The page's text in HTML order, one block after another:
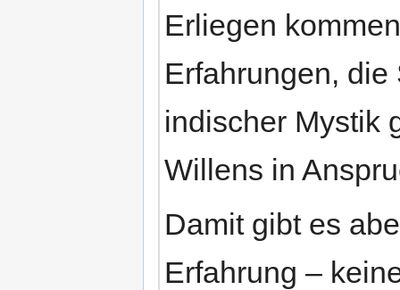
Erliegen
Erfahrungen,
indischer Mystik
Willens in
Damit gibt es
Erfahrung –